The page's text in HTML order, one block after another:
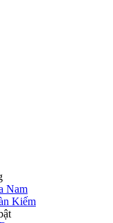
Nam
Kiếm